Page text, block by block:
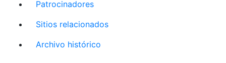
Patrocinadores
Sitios relacionados
Archivo histórico